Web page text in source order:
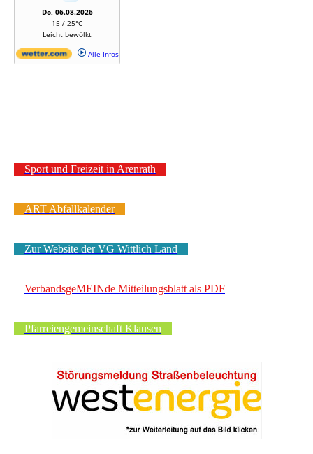
Sport und Freizeit in Arenrath
ART Abfallkalender
Zur Website der VG Wittlich Land
VerbandsgeMEINde Mitteilungsblatt als PDF
Pfarreiengemeinschaft Klausen